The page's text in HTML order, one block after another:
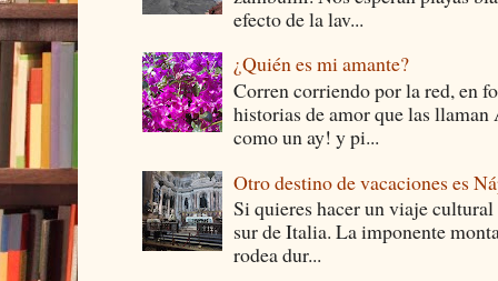
efecto de la lav...
¿Quién es mi amante?
Corren corriendo por la red, en
historias de amor que las
como un ay! y pi...
Otro destino de vacaciones es
Si quieres hacer un viaje
sur de Italia. La imponente
rodea dur...